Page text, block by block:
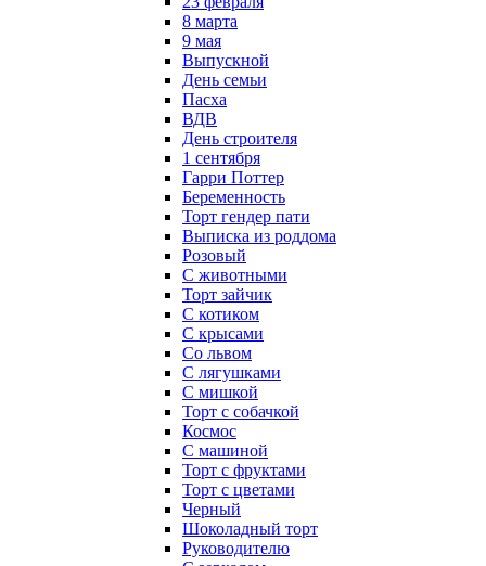
8 марта
9 мая
Выпускной
День семьи
Пасха
ВДВ
День строителя
1 сентября
Гарри Поттер
Беременность
Торт гендер пати
Выписка из роддома
Розовый
С животными
Торт зайчик
С котиком
С крысами
Со львом
С лягушками
С мишкой
Торт с собачкой
Космос
С машиной
Торт с фруктами
Торт с цветами
Черный
Шоколадный торт
Руководителю